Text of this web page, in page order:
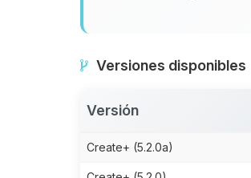
Versiones disponibles
Versión
Create+ (5.2.0a)